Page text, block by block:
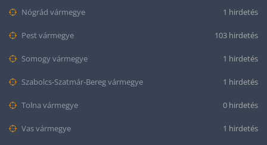
Nógrád vármegye 1 hirdetés
Pest vármegye 103 hirdetés
Somogy vármegye 1 hirdetés
Szabolcs-Szatmár-Bereg vármegye 1 hirdetés
Tolna vármegye 0 hirdetés
Vas vármegye 1 hirdetés